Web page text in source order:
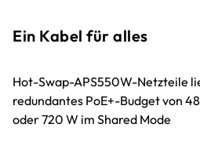
Ein Kabel für alles
Hot-Swap-APS550W-Netzteile
redundantes PoE+-Budget von
oder 720 W im Shared Mode